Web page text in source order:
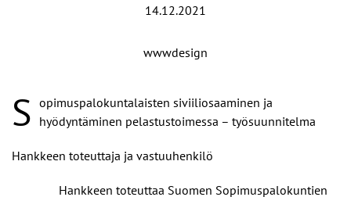
14.12.2021
wwwdesign
S opimuspalokuntalaisten siviiliosaaminen ja
hyödyntäminen pelastustoimessa – työsuunnitelma
Hankkeen toteuttaja ja vastuuhenkilö
Hankkeen toteuttaa Suomen Sopimuspalokuntien